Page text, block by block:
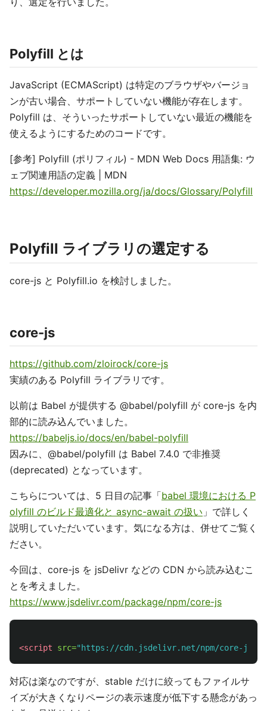
Polyfill とは
JavaScript (ECMAScript) は特定のブラウザやバージョ
ンが古い場合、サポートしていない機能が存在します。
Polyfill は、そういったサポートしていない最近の機能を
使えるようにするためのコードです。
[参考] Polyfill (ポリフィル) - MDN Web Docs 用語集: ウ
ェブ関連用語の定義 | MDN
https://developer.mozilla.org/ja/docs/Glossary/Polyfill
Polyfill ライブラリの選定する
core-js と Polyfill.io を検討しました。
core-js
https://github.com/zloirock/core-js
実績のある Polyfill ライブラリです。
以前は Babel が提供する @babel/polyfill が core-js を内
部的に読み込んでいました。
https://babeljs.io/docs/en/babel-polyfill
因みに、@babel/polyfill は Babel 7.4.0 で非推奨
(deprecated) となっています。
こちらについては、5 日目の記事「babel 環境における P
olyfill のビルド最適化と async-await の扱い 」で詳しく
説明していただいています。気になる方は、併せてご覧く
ださい。
今回は、core-js を jsDelivr などの CDN から読み込むこ
とを考えました。
https://www.jsdelivr.com/package/npm/core-js
<script src="https://cdn.jsdelivr.net/npm/core-
対応は楽なのですが、stable だけに絞ってもファイルサ
イズが大きくなりページの表示速度が低下する懸念があっ